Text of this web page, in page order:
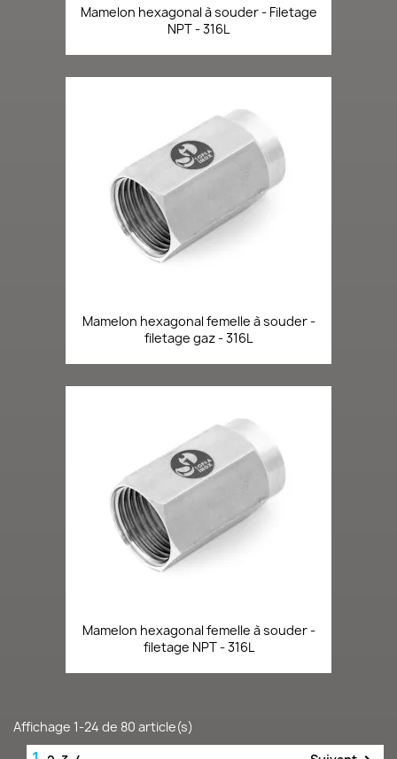
Mamelon hexagonal à souder - Filetage
NPT - 316L
Mamelon hexagonal femelle à souder -
filetage gaz - 316L
Mamelon hexagonal femelle à souder -
filetage NPT - 316L
Affichage 1-24 de 80 article(s)